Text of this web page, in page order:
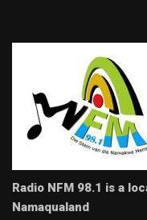
Radio NFM 98.1 is a
Namaqualand